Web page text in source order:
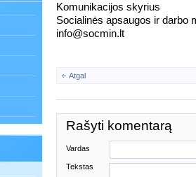
Komunikacijos skyrius
Socialinės apsaugos ir darbo
info@socmin.lt
Atgal
Rašyti komentarą
Vardas
Tekstas